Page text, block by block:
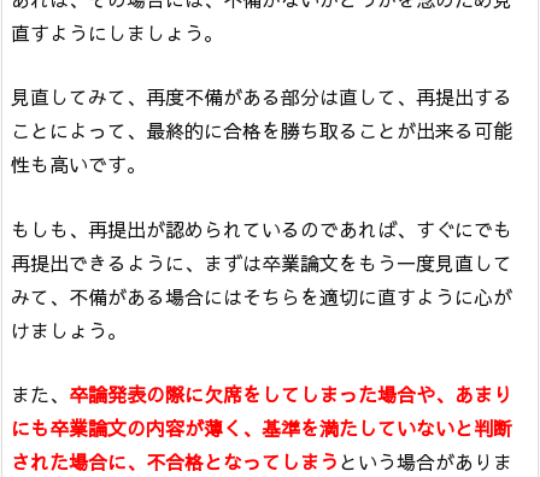
直すようにしましょう。
見直してみて、再度不備がある部分は直して、再提出する
ことによって、最終的に合格を勝ち取ることが出来る可能
性も高いです。
もしも、再提出が認められているのであれば、すぐにでも
再提出できるように、まずは卒業論文をもう一度見直して
みて、不備がある場合にはそちらを適切に直すように心が
けましょう。
また、 卒論発表の際に欠席をしてしまった場合や、あまり
にも卒業論文の内容が薄く、基準を満たしていないと判断
された場合に、不合格となってしまうという場合がありま